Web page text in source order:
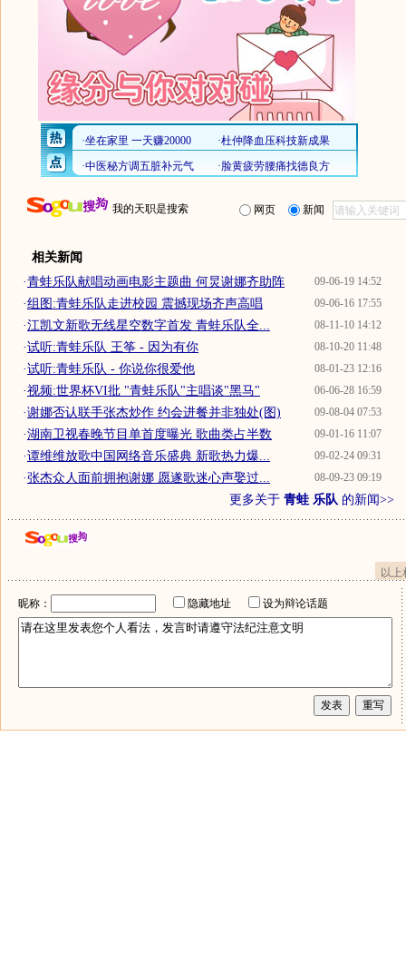
我的天职是搜索 网页 新闻
相关新闻
09-06-19 14:52
·青蛙乐队献唱动画电影主题曲 何炅谢娜齐助阵
09-06-16 17:55
·组图:青蛙乐队走进校园 震撼现场齐声高唱
08-11-10 14:12
·江凯文新歌无线星空数字首发 青蛙乐队全...
08-10-20 11:48
·试听:青蛙乐队 王筝 - 因为有你
08-01-23 12:16
·试听:青蛙乐队 - 你说你很爱他
06-06-28 16:59
·视频:世界杯VI批 "青蛙乐队"主唱谈"黑马"
09-08-04 07:53
·谢娜否认联手张杰炒作 约会进餐并非独处(图)
09-01-16 11:07
·湖南卫视春晚节目单首度曝光 歌曲类占半数
09-02-24 09:31
·谭维维放歌中国网络音乐盛典 新歌热力爆...
08-09-23 09:19
·张杰众人面前拥抱谢娜 愿遂歌迷心声娶过...
更多关于 青蛙 乐队 的新闻>>
以
昵称： 隐藏地址 设为辩论话题